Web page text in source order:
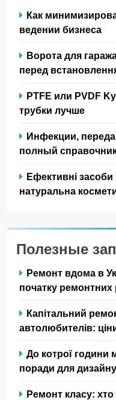
Как
ведении бизнеса
Ворота для
перед
PTFE или PVDF
трубки лучше
Инфекции,
полный
Ефективні
натуральна
Полезные
Ремонт вдома в
початку ремонтних
Капітальний
автолюбителів:
До котрої години
поради для
Ремонт класу: хто